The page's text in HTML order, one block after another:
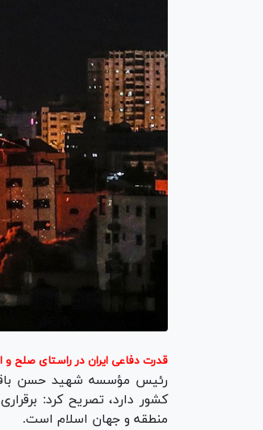
قدرت دفاعی ایران در راستای صلح
رئیس مؤسسه شهید حسن
کشور دارد، تصریح کرد:
منطقه و جهان اسلام است.